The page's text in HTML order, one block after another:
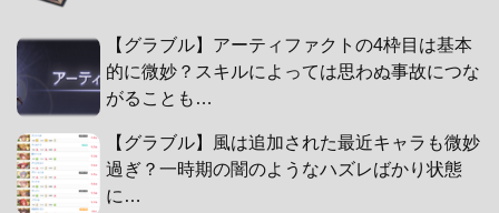
【グラブル】アーティファクトの4枠目は基本
的に微妙？スキルによっては思わぬ事故につな
がることも…
【グラブル】風は追加された最近キャラも微妙
過ぎ？一時期の闇のようなハズレばかり状態
に…